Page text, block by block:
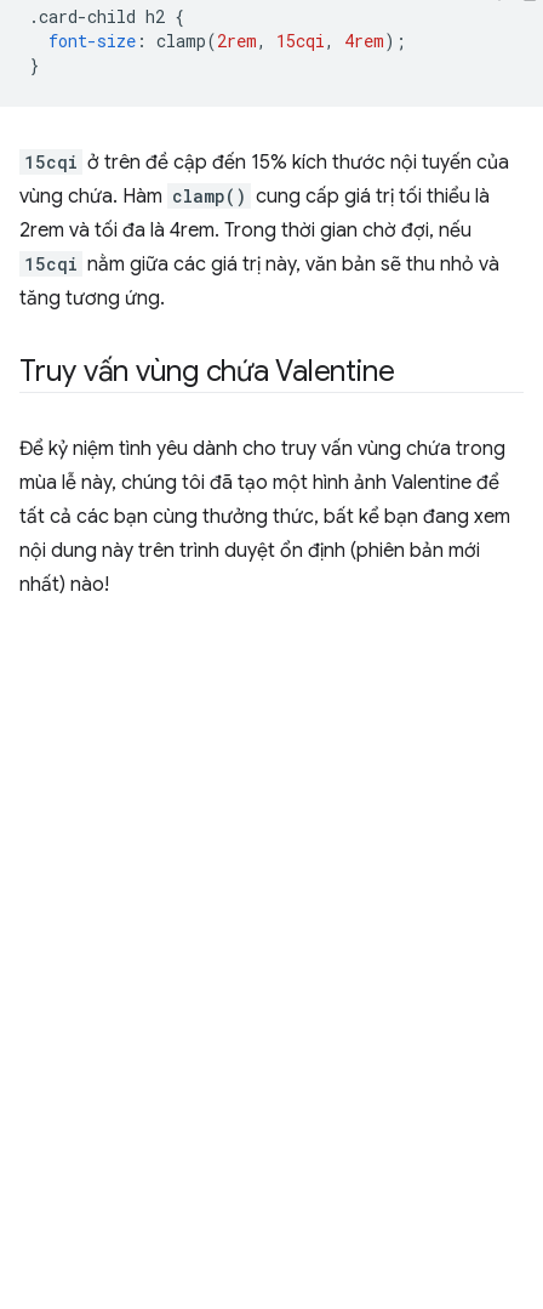
.card-child h2 {
font-size : clamp(2rem, 15cqi, 4rem);
}
15cqi ở trên đề cập đến 15% kích thước nội tuyến của
vùng chứa. Hàm clamp() cung cấp giá trị tối thiểu là
2rem và tối đa là 4rem. Trong thời gian chờ đợi, nếu
15cqi nằm giữa các giá trị này, văn bản sẽ thu nhỏ và
tăng tương ứng.
Truy vấn vùng chứa Valentine
Để kỷ niệm tình yêu dành cho truy vấn vùng chứa trong
mùa lễ này, chúng tôi đã tạo một hình ảnh Valentine để
tất cả các bạn cùng thưởng thức, bất kể bạn đang xem
nội dung này trên trình duyệt ổn định (phiên bản mới
nhất) nào!